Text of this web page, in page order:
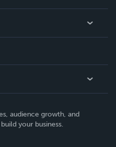
audience growth, and
your business.